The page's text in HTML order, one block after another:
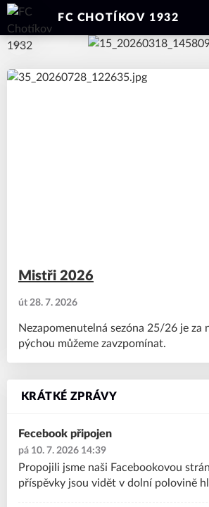
FC CHOTÍKOV 1932
Předchozí
út 28. 7. 2026
Mistři 2026
Nezapomenutelná sezóna 25/26 je za
pýchou můžeme zavzpomínat.
KRÁTKÉ ZPRÁVY
pá 10. 7. 2026 14:39
Fecebook připojen
Propojili jsme naši Facebookovou
příspěvky jsou vidět v dolní polovině